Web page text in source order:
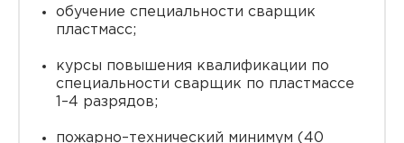
обучение специальности сварщик
пластмасс;
курсы повышения квалификации по
специальности сварщик по пластмассе
1–4 разрядов;
пожарно–технический минимум (40